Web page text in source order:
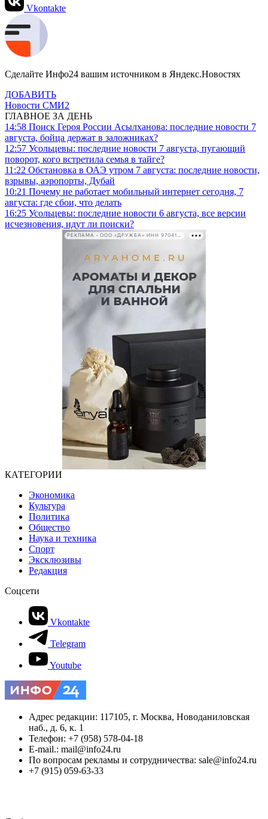
Vkontakte
Сделайте Инфо24 вашим источником в Яндекс.Новостях
ДОБАВИТЬ
Новости СМИ2
ГЛАВНОЕ ЗА ДЕНЬ
14:58 Поиск Героя России Асылханова: последние новости 7
августа, бойца держат в заложниках?
12:57 Усольцевы: последние новости 7 августа, пугающий
поворот, кого встретила семья в тайге?
11:22 Обстановка в ОАЭ утром 7 августа: последние новости,
взрывы, аэропорты, Дубай
10:21 Почему не работает мобильный интернет сегодня, 7
августа: где сбои, что делать
16:25 Усольцевы: последние новости 6 августа, все версии
исчезновения, идут ли поиски?
РЕКЛАМА • ООО «ДРУЖБА» ИНН 9704146411
КАТЕГОРИИ
Экономика
Культура
Политика
Общество
Наука и техника
Спорт
Эксклюзивы
Редакция
Соцсети
Vkontakte
Telegram
Youtube
Адрес редакции: 117105, г. Москва, Новоданиловская
наб., д. 6, к. 1
Телефон: +7 (958) 578-04-18
E-mail.: mail@info24.ru
По вопросам рекламы и сотрудничества: sale@info24.ru
+7 (915) 059-63-33